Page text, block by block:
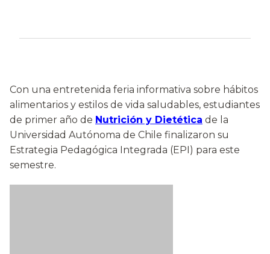
Con una entretenida feria informativa sobre hábitos
alimentarios y estilos de vida saludables, estudiantes
de primer año de Nutrición y Dietética de la
Universidad Autónoma de Chile finalizaron su
Estrategia Pedagógica Integrada (EPI) para este
semestre.